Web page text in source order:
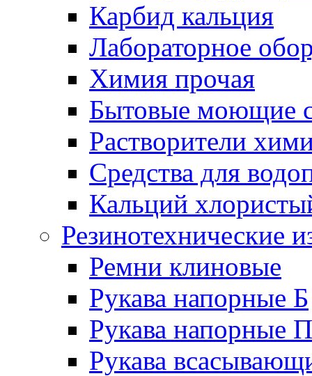
Карбид кальция
Лабораторное
Химия прочая
Бытовые моющие
Растворители
Средства для
Кальций
Резинотехнические
Ремни клиновые
Рукава напорные Б
Рукава напорные П
Рукава